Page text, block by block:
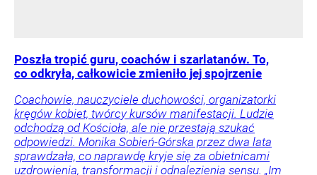
Poszła tropić guru, coachów i szarlatanów. To,
co odkryła, całkowicie zmieniło jej spojrzenie
Coachowie, nauczyciele duchowości, organizatorki
kręgów kobiet, twórcy kursów manifestacji. Ludzie
odchodzą od Kościoła, ale nie przestają szukać
odpowiedzi. Monika Sobień-Górska przez dwa lata
sprawdzała, co naprawdę kryje się za obietnicami
uzdrowienia, transformacji i odnalezienia sensu. „Im